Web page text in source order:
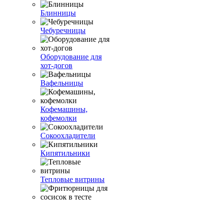
Блинницы
Чебуречницы
Оборудование для
хот-догов
Вафельницы
Кофемашины,
кофемолки
Сокоохладители
Кипятильники
Тепловые витрины